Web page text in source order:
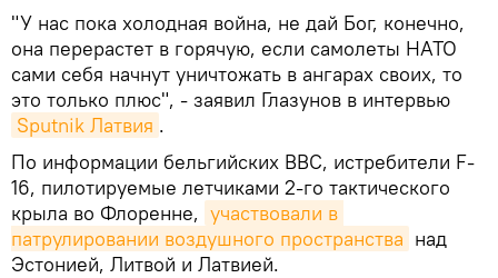
"У нас пока холодная война, не дай Бог, конечно,
она перерастет в горячую, если самолеты НАТО
сами себя начнут уничтожать в ангарах своих, то
это только плюс", - заявил Глазунов в интервью
Sputnik Латвия .
По информации бельгийских ВВС, истребители F-
16, пилотируемые летчиками 2-го тактического
крыла во Флоренне, участвовали в
патрулировании воздушного пространства над
Эстонией, Литвой и Латвией.